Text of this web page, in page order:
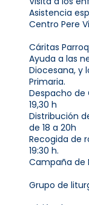
Asistencia
Centro Pere
Cáritas
Ayuda a las
Diocesana, y
Primaria.
Despacho de
19,30 h
Distribución
de 18 a 20h
Recogida de
19:30 h.
Campaña de
Grupo de